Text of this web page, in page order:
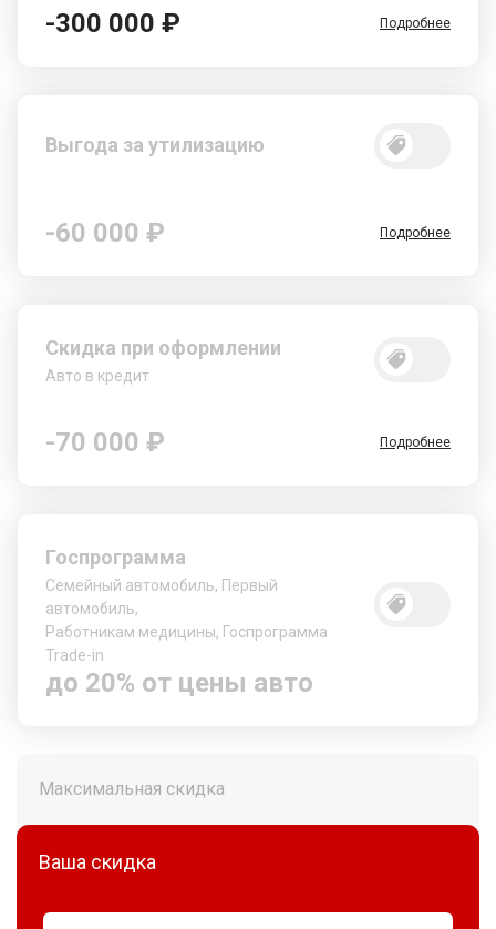
-300 000 ₽ Подробнее
Выгода за утилизацию
-60 000 ₽ Подробнее
Скидка при оформлении
Авто в кредит
-70 000 ₽ Подробнее
Госпрограмма
Семейный автомобиль, Первый
автомобиль,
Работникам медицины, Госпрограмма
Trade-in
до 20% от цены авто
Максимальная скидка
Ваша скидка